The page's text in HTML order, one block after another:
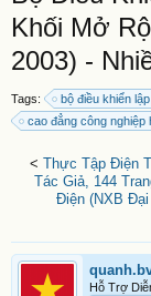
Khối Mở
2003) -
Tags:
bộ điều khiển
cao đẳng công nghiệp
< Thực Tập Điện
Tác Giả, 144
Điện (NXB Đại
Hỗ Trợ